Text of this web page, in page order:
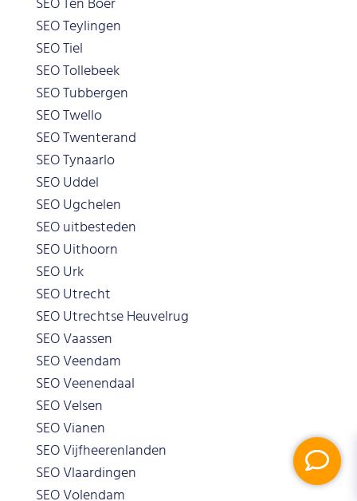
SEO Teylingen
SEO Tiel
SEO Tollebeek
SEO Tubbergen
SEO Twello
SEO Twenterand
SEO Tynaarlo
SEO Uddel
SEO Ugchelen
SEO uitbesteden
SEO Uithoorn
SEO Urk
SEO Utrecht
SEO Utrechtse Heuvelrug
SEO Vaassen
SEO Veendam
SEO Veenendaal
SEO Velsen
SEO Vianen
SEO Vijfheerenlanden
SEO Vlaardingen
SEO Volendam